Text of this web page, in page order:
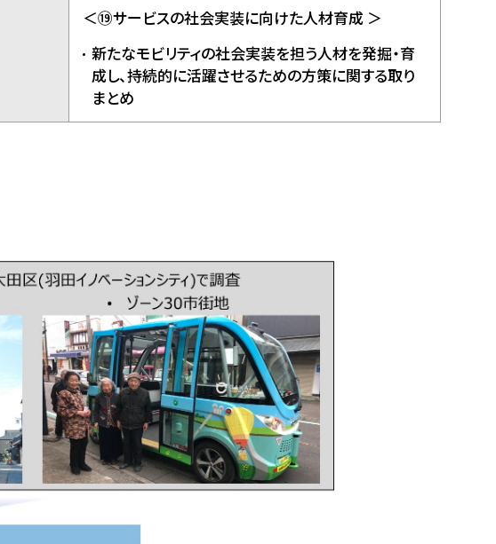
＜⑲サービスの社会実装に向けた人材育成 ＞
新たなモビリティの社会実装を担う人材を発掘・育
成し、持続的に活躍させるための方策に関する取り
まとめ